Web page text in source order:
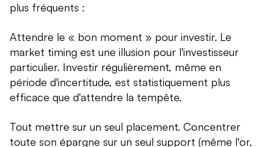
plus fréquents :
Attendre le « bon moment » pour investir. Le
market timing est une illusion pour l'investisseur
particulier. Investir régulièrement, même en
période d'incertitude, est statistiquement plus
efficace que d'attendre la tempête.
Tout mettre sur un seul placement. Concentrer
toute son épargne sur un seul support (même l'or,